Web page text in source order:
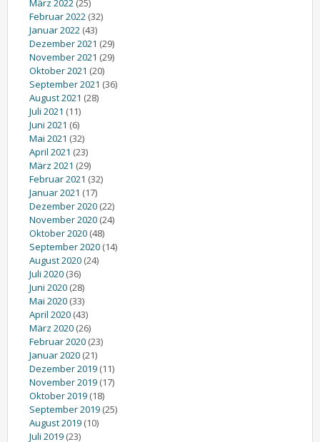
Februar 2022 (32)
Januar 2022 (43)
Dezember 2021 (29)
November 2021 (29)
Oktober 2021 (20)
September 2021 (36)
August 2021 (28)
Juli 2021 (11)
Juni 2021 (6)
Mai 2021 (32)
April 2021 (23)
März 2021 (29)
Februar 2021 (32)
Januar 2021 (17)
Dezember 2020 (22)
November 2020 (24)
Oktober 2020 (48)
September 2020 (14)
August 2020 (24)
Juli 2020 (36)
Juni 2020 (28)
Mai 2020 (33)
April 2020 (43)
März 2020 (26)
Februar 2020 (23)
Januar 2020 (21)
Dezember 2019 (11)
November 2019 (17)
Oktober 2019 (18)
September 2019 (25)
August 2019 (10)
Juli 2019 (23)